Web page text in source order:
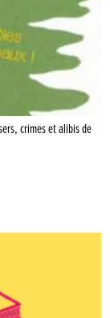
crimes et alibis de